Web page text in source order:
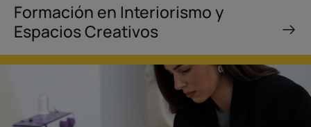
Formación en Interiorismo y
Espacios Creativos